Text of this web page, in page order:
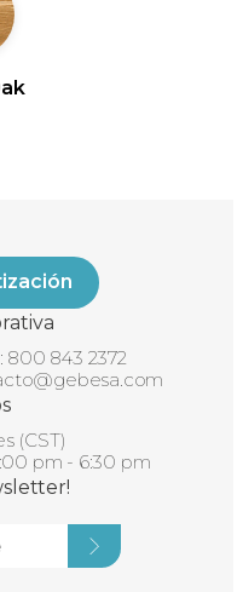
800 843 2372
(CST)
pm - 6:30 pm